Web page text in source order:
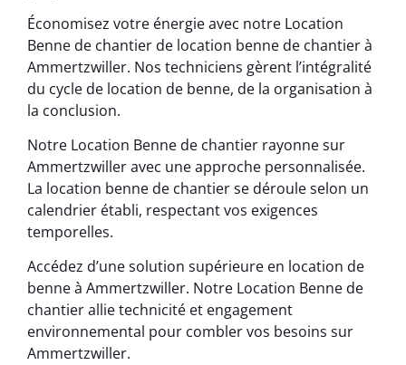
Économisez votre énergie avec notre Location
Benne de chantier de location benne de chantier à
Ammertzwiller. Nos techniciens gèrent l’intégralité
du cycle de location de benne, de la organisation à
la conclusion.
Notre Location Benne de chantier rayonne sur
Ammertzwiller avec une approche personnalisée.
La location benne de chantier se déroule selon un
calendrier établi, respectant vos exigences
temporelles.
Accédez d’une solution supérieure en location de
benne à Ammertzwiller. Notre Location Benne de
chantier allie technicité et engagement
environnemental pour combler vos besoins sur
Ammertzwiller.